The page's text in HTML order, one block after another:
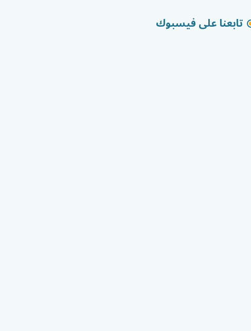
تابعنا على فيسبوك